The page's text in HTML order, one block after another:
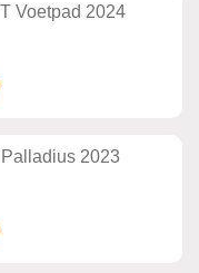
Voetpad 2024
2023